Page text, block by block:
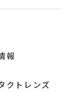
報
クトレンズ